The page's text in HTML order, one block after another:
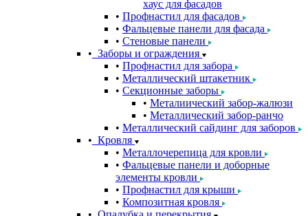
хаус для фасадов
Профнастил для фасадов
Фальцевые панели для фасада
Стеновые панели
Заборы и ограждения
Профнастил для забора
Металлический штакетник
Секционные заборы
Металиический забор-жалюзи
Металлический забор-ранчо
Металлический сайдинг для заборов
Кровля
Металлочерепица для кровли
Фальцевые панели и доборные
элементы кровли
Профнастил для крыши
Композитная кровля